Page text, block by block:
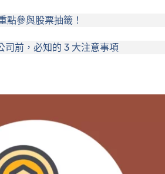
點參與股票抽籤！
司前，必知的 3 大注意事項